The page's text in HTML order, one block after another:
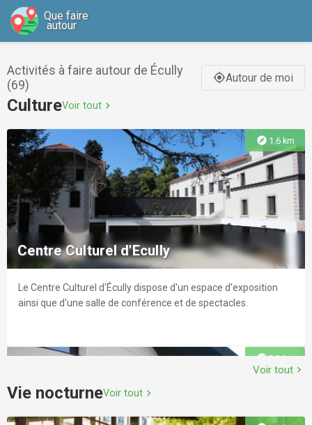
Que faire
autour
Activités à faire autour de Écully
(69)
gps_fixedAutour de moi
CultureVoir tout chevron_right
explore 1.6 km
Centre Culturel d'Ecully
Le Centre Culturel d'Écully dispose d'un espace d'exposition
ainsi que d'une salle de conférence et de spectacles.
explore2.2 km
Voir tout chevron_right
Vie nocturneVoir tout chevron_right